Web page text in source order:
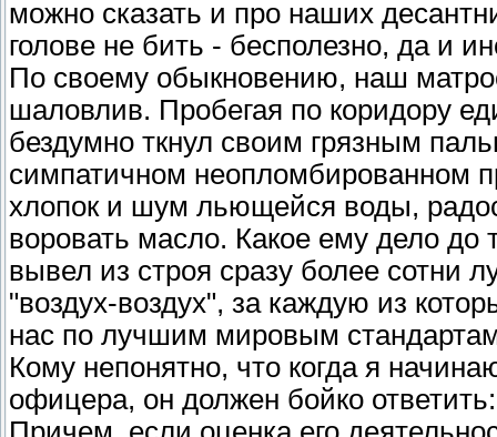
можно сказать и про наших
голове не бить - бесполезно, да и
По своему обыкновению, наш
шаловлив. Пробегая по коридору
бездумно ткнул своим грязным
симпатичном неопломбированном
хлопок и шум льющейся воды,
воровать масло. Какое ему дело до
вывел из строя сразу более сотни
"воздух-воздух", за каждую из
нас по лучшим мировым
Кому непонятно, что когда я
офицера, он должен бойко